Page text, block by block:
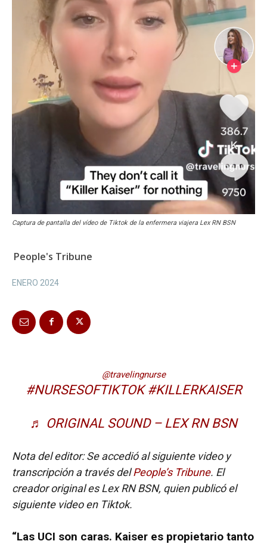
Captura de pantalla del vídeo de Tiktok de la enfermera viajera Lex RN BSN
People's Tribune
ENERO 2024
@travelingnurse
#NURSESOFTIKTOK #KILLERKAISER
♬ ORIGINAL SOUND – LEX RN BSN
Nota del editor: Se accedió al siguiente video y
transcripción a través delPeople’s Tribune. El
creador original es Lex RN BSN, quien publicó el
siguiente video en Tiktok.
“Las UCI son caras. Kaiser es propietario tanto